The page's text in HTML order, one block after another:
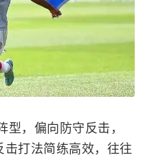
型 ，偏向防守反击，
打法简练高效，往往